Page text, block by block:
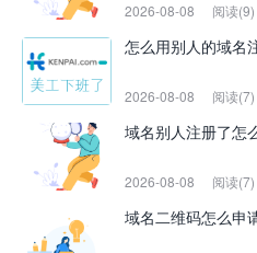
2026-08-08 阅读(9)
怎么用别人的域名
2026-08-08 阅读(7)
域名别人注册了怎
2026-08-08 阅读(7)
域名二维码怎么申